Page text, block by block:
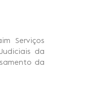
Serviços
da
da